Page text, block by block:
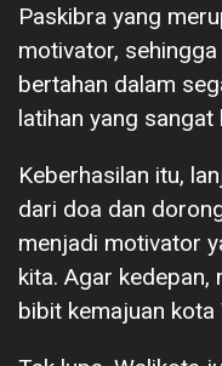
Paskibra yang
motivator,
bertahan dalam
latihan yang sangat
Keberhasilan itu,
dari doa dan
menjadi motivator
kita. Agar
bibit kemajuan kota